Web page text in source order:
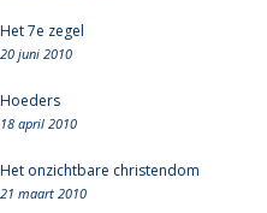
Het 7e zegel
20 juni 2010
Hoeders
18 april 2010
Het onzichtbare christendom
21 maart 2010